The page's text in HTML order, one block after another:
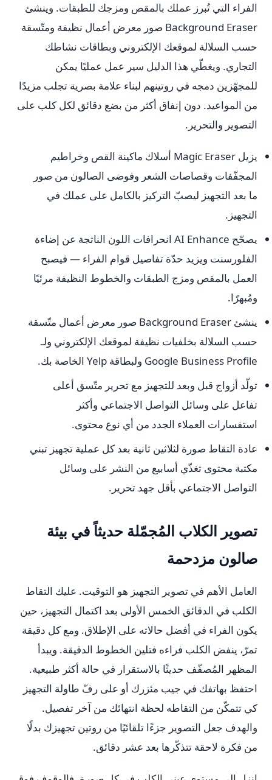
الفراء التي تُبرز عملك بالمقص ومزجك للطبقات. وينشئ
Background Eraser صور معرض أعمال نظيفة ومتّسقة
حسب السلالة لموقعك الإلكتروني وبطاقات نشاطك
التجاري. ويغطّي هذا الدليل سير عمل عمليًا يمكن
للمجهّزين دمجه في روتينهم لبناء علامة بصرية تجلب مزيدًا
من المواعيد. دون إنفاق أكثر من بضع دقائق لكل كلب على
التصوير والتحرير.
يزيل Magic Eraser أسلاك ماكينة القص وخراطيم
المجفّفات وقصاصات الشعر وفوضى الصالون من صور
ما بعد التجهيز ليصبّ التركيز بالكامل على عملك في
التجهيز.
يصحّح AI Enhance انحرافات اللون الناتجة عن إضاءة
الفلورسنت ويزيد حدّة تفاصيل قوام الفراء — فيصبح
العمل بالمقص ومزج الطبقات والخطوط النظيفة مرئيًا
ومُبهرًا.
ينشئ Background Eraser صور معرض أعمال متّسقة
حسب السلالة بخلفيات نظيفة لموقعك الإلكتروني ولـ
Google Business Profile ولبطاقة Yelp الخاصة بك.
تولّد أزواج قبل وبعد للتجهيز مع تحرير متّسق أعلى
تفاعل على وسائل التواصل الاجتماعي وأكثر
استفسارات العملاء الجدد من أي نوع محتوى.
عادة التقاط صورة لثلاثين ثانية بعد كل عملية تجهيز تبني
مكتبة محتوى تغذّي أسابيع من النشر على وسائل
التواصل الاجتماعي بأقل جهد تحرير.
تصوير الكلاب المُجمّلة حديثاً في بيئة
صالون مزدحمة
العامل الأهم في تصوير التجهيز هو التوقيت. عليك التقاط
الكلب في الدقائق الخمس الأولى بعد اكتمال التجهيز، حين
يكون الفراء في أفضل حالاته على الإطلاق. ومع كل دقيقة
تمرّ، ينفض الكلب فراءه فتلين الخطوط الدقيقة. ويبدأ
المظهر المُصفّف حديثًا بالاستقرار في حالة أكثر طبيعية.
احتفظ بهاتفك في جيب مئزرك أو على رفّ طاولة التجهيز
كي تتمكّن من التقاطه لحظة انتهائك من آخر تفصيل.
والهدف جعل التصوير جزءًا تلقائيًا من روتين تجهيزك بدلًا
من فكرة لاحقة تتذكّرها بعد عشر دقائق.